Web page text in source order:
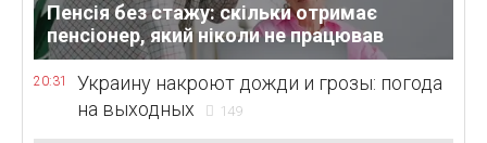
Пенсія без стажу: скільки отримає
пенсіонер, який ніколи не працював
20:31
Украину накроют дожди и грозы: погода
на выходных
149